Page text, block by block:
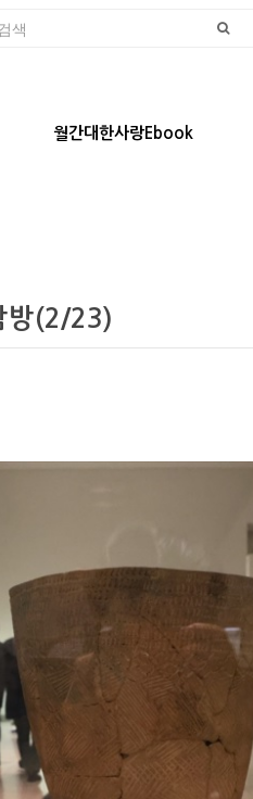
월간대한사랑Ebook
방(2/23)